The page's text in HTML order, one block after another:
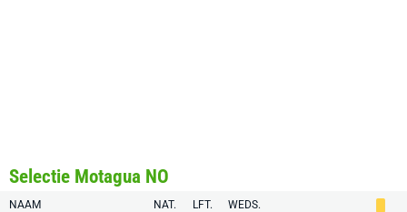
Selectie Motagua NO
NAAM NAT. LFT. WEDS.